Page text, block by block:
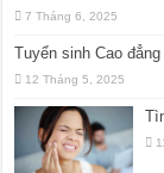
7 Tháng 6, 2025
Tuyển sinh Cao
12 Tháng 5, 2025